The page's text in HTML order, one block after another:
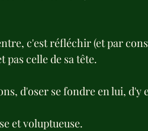
c'est réfléchir (et par
celle de sa tête.
d'oser se fondre en lui, d'y
et voluptueuse.